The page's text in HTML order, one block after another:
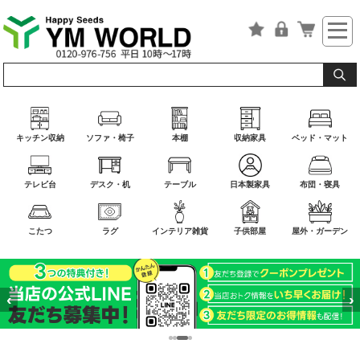
キッチン収納 ソファ・椅子 本棚 収納家具 ベッド・マット
テレビ台 デスク・机 テーブル 日本製家具 布団・寝具
こたつ ラグ インテリア雑貨 子供部屋 屋外・ガーデン
‹ ›